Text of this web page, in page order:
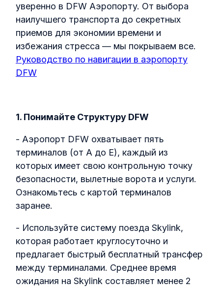
уверенно в DFW Аэропорту. От выбора
наилучшего транспорта до секретных
приемов для экономии времени и
избежания стресса — мы покрываем все.
Руководство по навигации в аэропорту
DFW
1. Понимайте Структуру DFW
- Аэропорт DFW охватывает пять
терминалов (от A до E), каждый из
которых имеет свою контрольную точку
безопасности, вылетные ворота и услуги.
Ознакомьтесь с картой терминалов
заранее.
- Используйте систему поезда Skylink,
которая работает круглосуточно и
предлагает быстрый бесплатный трансфер
между терминалами. Среднее время
ожидания на Skylink составляет менее 2